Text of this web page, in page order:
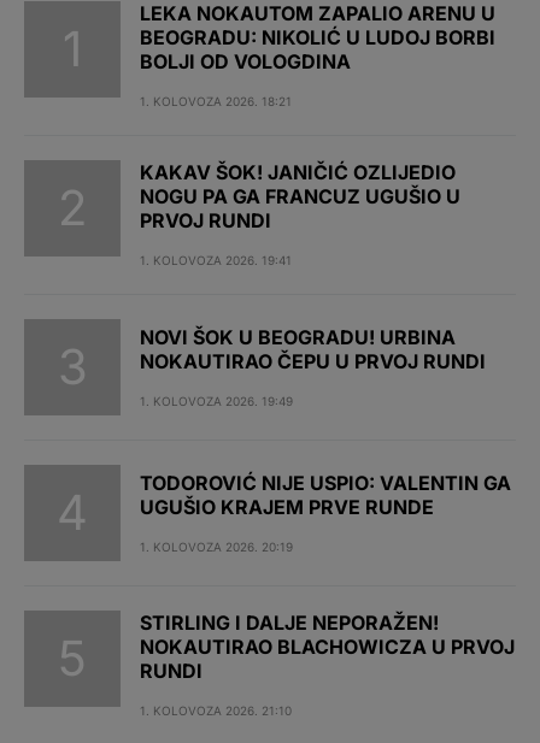
LEKA NOKAUTOM ZAPALIO ARENU U
BEOGRADU: NIKOLIĆ U LUDOJ BORBI
BOLJI OD VOLOGDINA
1. KOLOVOZA 2026. 18:21
KAKAV ŠOK! JANIČIĆ OZLIJEDIO
NOGU PA GA FRANCUZ UGUŠIO U
PRVOJ RUNDI
1. KOLOVOZA 2026. 19:41
NOVI ŠOK U BEOGRADU! URBINA
NOKAUTIRAO ČEPU U PRVOJ RUNDI
1. KOLOVOZA 2026. 19:49
TODOROVIĆ NIJE USPIO: VALENTIN GA
UGUŠIO KRAJEM PRVE RUNDE
1. KOLOVOZA 2026. 20:19
STIRLING I DALJE NEPORAŽEN!
NOKAUTIRAO BLACHOWICZA U PRVOJ
RUNDI
1. KOLOVOZA 2026. 21:10